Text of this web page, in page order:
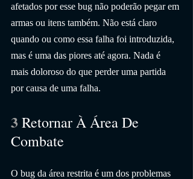
afetados por esse bug não poderão pegar em
armas ou itens também. Não está claro
quando ou como essa falha foi introduzida,
mas é uma das piores até agora. Nada é
mais doloroso do que perder uma partida
por causa de uma falha.
3 Retornar À Área De
Combate
O bug da área restrita é um dos problemas